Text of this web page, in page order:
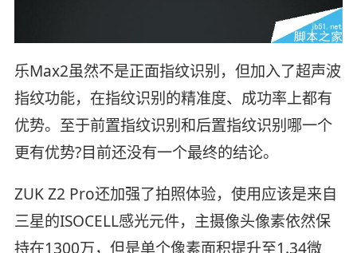
乐Max2虽然不是正面指纹识别，但加入了超声波
指纹功能，在指纹识别的精准度、成功率上都有
优势。至于前置指纹识别和后置指纹识别哪一个
更有优势?目前还没有一个最终的结论。
ZUK Z2 Pro还加强了拍照体验，使用应该是来自
三星的ISOCELL感光元件，主摄像头像素依然保
持在1300万，但是单个像素面积提升至1.34微